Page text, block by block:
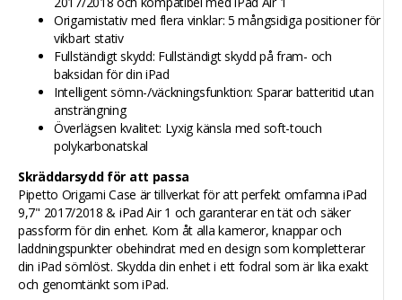
Origamistativ med flera vinklar: 5 mångsidiga positioner för
vikbart stativ
Fullständigt skydd: Fullständigt skydd på fram- och
baksidan för din iPad
Intelligent sömn-/väckningsfunktion: Sparar batteritid utan
ansträngning
Överlägsen kvalitet: Lyxig känsla med soft-touch
polykarbonatskal
Skräddarsydd för att passa
Pipetto Origami Case är tillverkat för att perfekt omfamna iPad
9,7" 2017/2018 & iPad Air 1 och garanterar en tät och säker
passform för din enhet. Kom åt alla kameror, knappar och
laddningspunkter obehindrat med en design som kompletterar
din iPad sömlöst. Skydda din enhet i ett fodral som är lika exakt
och genomtänkt som iPad.